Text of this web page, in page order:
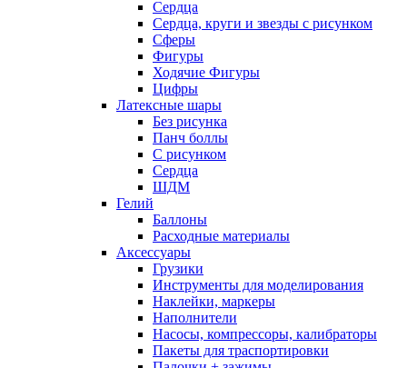
Сердца
Сердца, круги и звезды с рисунком
Сферы
Фигуры
Ходячие Фигуры
Цифры
Латексные шары
Без рисунка
Панч боллы
С рисунком
Сердца
ШДМ
Гелий
Баллоны
Расходные материалы
Аксессуары
Грузики
Инструменты для моделирования
Наклейки, маркеры
Наполнители
Насосы, компрессоры, калибраторы
Пакеты для траспортировки